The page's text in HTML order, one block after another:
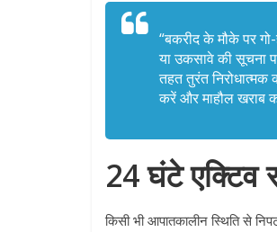
“बकरीद के मौके पर
या उकसावे की सूचना
तहत तुरंत निरोधात्मक
करें और माहौल खराब
24 घंटे एक्टिव
किसी भी आपातकालीन स्थिति से